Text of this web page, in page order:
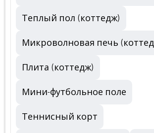
Теплый пол (коттедж)
Микроволновая печь
Плита (коттедж)
Мини-футбольное поле
Теннисный корт